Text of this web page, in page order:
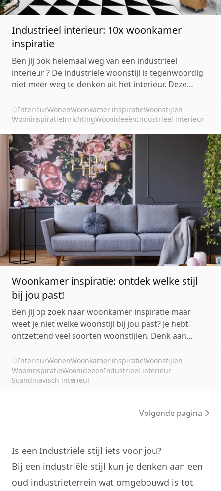
Industrieel interieur: 10x woonkamer
inspiratie
Ben jij ook helemaal weg van een industrieel
interieur ? De industriële woonstijl is tegenwoordig
niet meer weg te denken uit het interieur. Deze
fabrieken. De ijzeren en metalen materialen zijn dan
ook goed terug te zien in de industriële stijl. De s...
InterieurWonenWoonkamer inspiratieWoonstijlen
WooninspiratieInrichtingWoonideeënIndustrieel interieur
Woonkamer inspiratie: ontdek welke stijl
bij jou past!
Ben jij op zoek naar woonkamer inspiratie maar
weet je niet welke woonstijl bij jou past? Je hebt
ontzettend veel soorten woonstijlen. Denk aan
toch weer klassiek. Kies en combineer de
woonstijlen en kom tot jouw ideale interieur. Lees
verder voor...
InterieurWonenWoonkamer inspiratieWoonstijlen
WooninspiratieWoonideeënIndustrieel interieur
Scandinavisch interieur
Volgende pagina
Is een Industriële stijl iets voor jou?
Bij een industriële stijl kun je denken aan een
oud industrieterrein wat omgebouwd is tot